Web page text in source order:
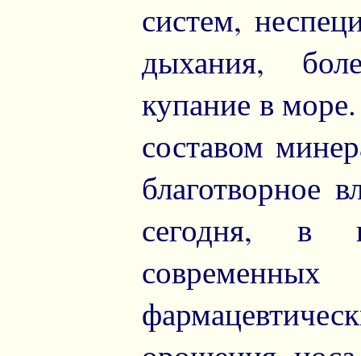
систем,
дыхания,
купание в
составом
благотворное
сегодня, в